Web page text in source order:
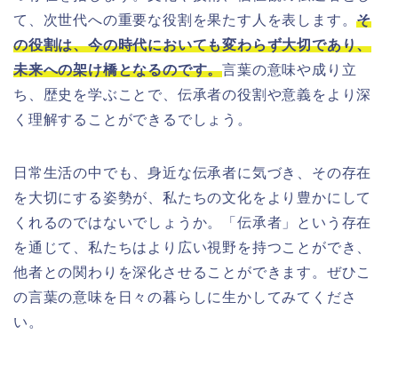
て、次世代への重要な役割を果たす人を表します。そ
の役割は、今の時代においても変わらず大切であり、
未来への架け橋となるのです。言葉の意味や成り立
ち、歴史を学ぶことで、伝承者の役割や意義をより深
く理解することができるでしょう。
日常生活の中でも、身近な伝承者に気づき、その存在
を大切にする姿勢が、私たちの文化をより豊かにして
くれるのではないでしょうか。「伝承者」という存在
を通じて、私たちはより広い視野を持つことができ、
他者との関わりを深化させることができます。ぜひこ
の言葉の意味を日々の暮らしに生かしてみてくださ
い。